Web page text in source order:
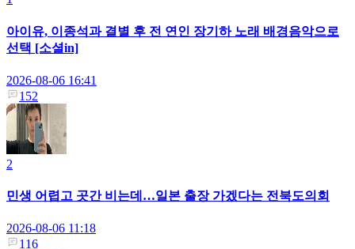
아이유, 이종석과 결별 후 전 연인 장기하 노래 배경음악으로
선택 [소셜in]
2026-08-06 16:41
152
2
민생 어렵고 곳간 비는데…일본 출장 가겠다는 전북도의회
2026-08-06 11:18
116